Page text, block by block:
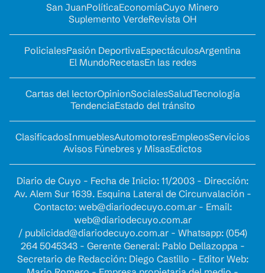
San JuanPolíticaEconomíaCuyo Minero
Suplemento VerdeRevista OH
PolicialesPasión DeportivaEspectáculosArgentina
El MundoRecetasEn las redes
Cartas del lectorOpinionSocialesSaludTecnología
TendenciaEstado del tránsito
ClasificadosInmueblesAutomotoresEmpleosServicios
Avisos Fúnebres y MisasEdictos
Diario de Cuyo - Fecha de Inicio: 11/2003 - Dirección:
Av. Alem Sur 1639. Esquina Lateral de Circunvalación -
Contacto: web@diariodecuyo.com.ar- Email:
web@diariodecuyo.com.ar
/ publicidad@diariodecuyo.com.ar- Whatsapp: (054)
264 5045343 - Gerente General: Pablo Dellazoppa -
Secretario de Redacción: Diego Castillo - Editor Web: